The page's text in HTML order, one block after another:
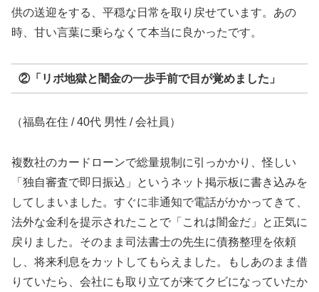
供の送迎をする、平穏な日常を取り戻せています。あの
時、甘い言葉に乗らなくて本当に良かったです。
②「リボ地獄と闇金の一歩手前で目が覚めました」
（福島在住 / 40代 男性 / 会社員）
複数社のカードローンで総量規制に引っかかり、怪しい
「独自審査で即日振込」というネット掲示板に書き込みを
してしまいました。すぐに非通知で電話がかかってきて、
法外な金利を提示されたことで「これは闇金だ」と正気に
戻りました。そのまま司法書士の先生に債務整理を依頼
し、将来利息をカットしてもらえました。もしあのまま借
りていたら、会社にも取り立てが来てクビになっていたか